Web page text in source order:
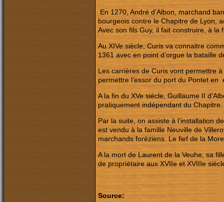
En 1270, André d’Albon, marchand
bourgeois contre le Chapitre de Lyon,
Avec son fils Guy, il fait construire, à
Au XIVe siècle, Curis va connaitre
1361 avec en point d’orgue la bataille
Les carrières de Curis vont permettre
permettre l’essor du port du Pontet
A la fin du XVe siècle, Guillaume II
pratiquement indépendant du Chapitre.
Par la suite, on assiste à l’installation
est vendu à la famille Neuville de
marchands foréziens. Le fief de la
A la mort de Laurent de la Veuhe, sa
de propriétaire aux XVIIe et XVIIIe
Source: